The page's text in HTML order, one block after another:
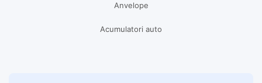
Anvelope
Acumulatori auto